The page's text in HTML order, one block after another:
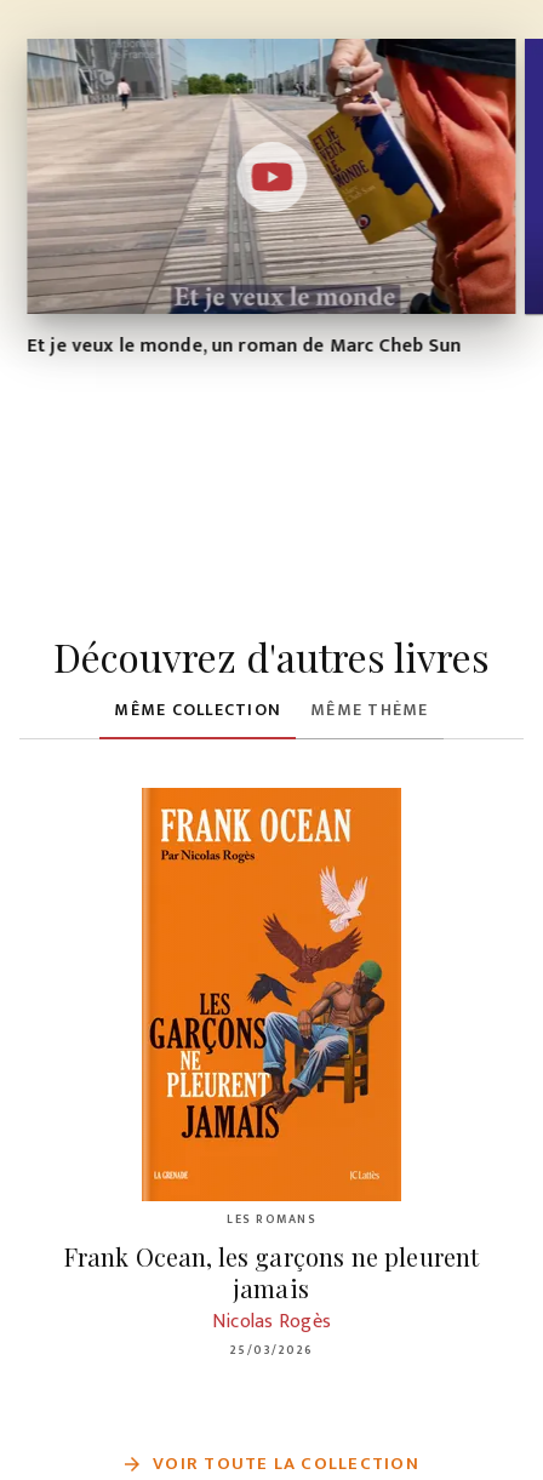
Et je veux le monde, un roman de Marc Cheb Sun
Découvrez d'autres livres
MÊME COLLECTION MÊME THÈME
LES ROMANS
Frank Ocean, les garçons ne pleurent
jamais
Nicolas Rogès
25/03/2026
arrow_forward VOIR TOUTE LA COLLECTION